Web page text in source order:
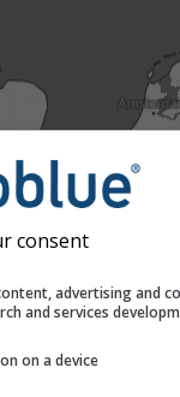
consent
advertising and
and services
on a device